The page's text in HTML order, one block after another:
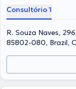
Consultório 1
R. Souza Naves,
85802-080, Brazil,